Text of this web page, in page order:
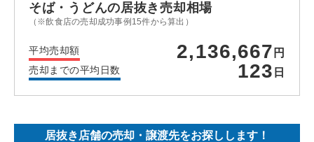
そば・うどんの居抜き売却相場
（※飲食店の売却成功事例15件から算出）
平均売却額 2,136,667 円
売却までの平均日数 123 日
居抜き店舗の売却・譲渡先をお探しします！